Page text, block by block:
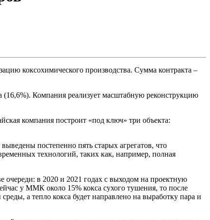
коксохимического производства. Сумма контракта –
Компания реализует масштабную реконструкцию
компания построит «под ключ» три объекта:
постепенно пять старых агрегатов, что
технологий, таких как, например, полная
очереди: в 2020 и 2021 годах с выходом на проектную
у ММК около 15% кокса сухого тушения, то после
а тепло кокса будет направлено на выработку пара и